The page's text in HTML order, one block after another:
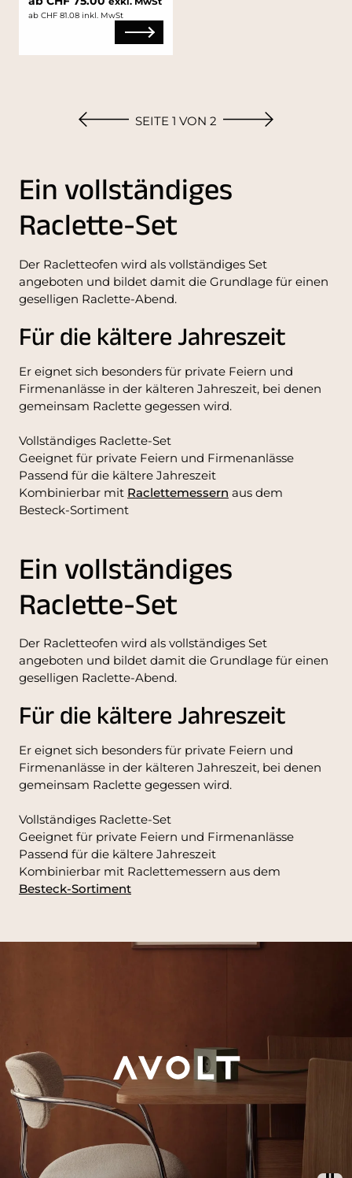
ab CHF 81.08 inkl. MwSt
SEITE 1 VON 2
Ein vollständiges
Raclette-Set
Der Racletteofen wird als vollständiges Set
angeboten und bildet damit die Grundlage für einen
geselligen Raclette-Abend.
Für die kältere Jahreszeit
Er eignet sich besonders für private Feiern und
Firmenanlässe in der kälteren Jahreszeit, bei denen
gemeinsam Raclette gegessen wird.
Vollständiges Raclette-Set
Geeignet für private Feiern und Firmenanlässe
Passend für die kältere Jahreszeit
Kombinierbar mit Raclettemessern aus dem
Besteck-Sortiment
Ein vollständiges
Raclette-Set
Der Racletteofen wird als vollständiges Set
angeboten und bildet damit die Grundlage für einen
geselligen Raclette-Abend.
Für die kältere Jahreszeit
Er eignet sich besonders für private Feiern und
Firmenanlässe in der kälteren Jahreszeit, bei denen
gemeinsam Raclette gegessen wird.
Vollständiges Raclette-Set
Geeignet für private Feiern und Firmenanlässe
Passend für die kältere Jahreszeit
Kombinierbar mit Raclettemessern aus dem
Besteck-Sortiment